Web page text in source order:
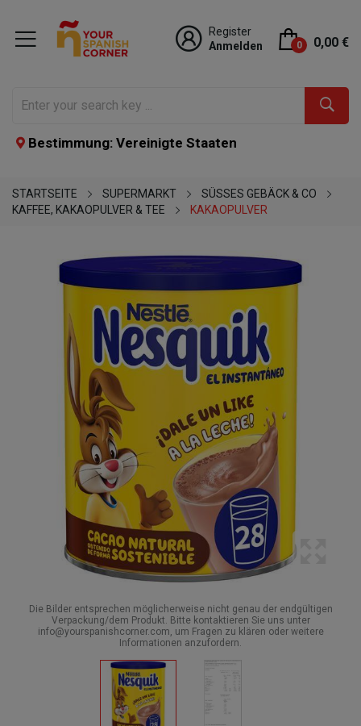
Register
Anmelden
0 0,00 €
Bestimmung: Vereinigte Staaten
STARTSEITE SUPERMARKT
SÜSSES GEBÄCK & CO
KAFFEE, KAKAOPULVER & TEE
KAKAOPULVER
Die Bilder entsprechen möglicherweise nicht genau der endgültigen
Verpackung/dem Produkt. Bitte kontaktieren Sie uns unter
info@yourspanishcorner.com, um Fragen zu klären oder weitere
Informationen anzufordern.